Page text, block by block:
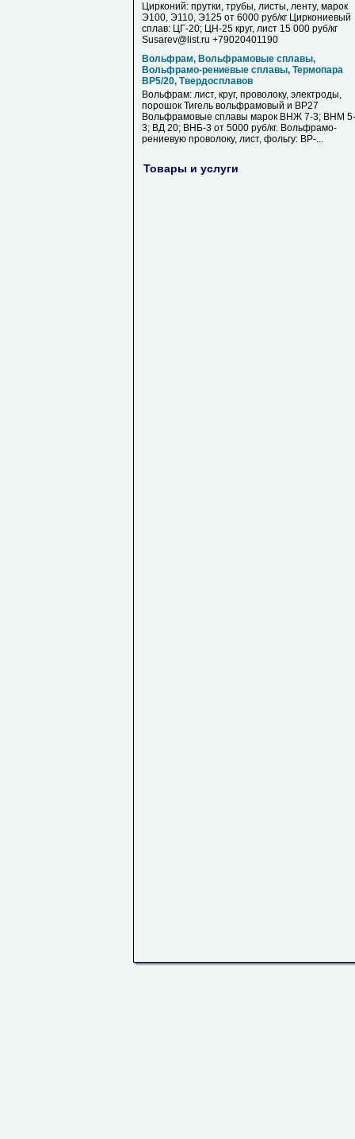
Цирконий: прутки, трубы, листы, ленту, марок
Э100, Э110, Э125 от 6000 руб/кг Циркониевый
сплав: ЦГ-20; ЦН-25 круг, лист 15 000 руб/кг
Susarev@list.ru +79020401190
Вольфрам, Вольфрамовые сплавы,
Вольфрамо-рениевые сплавы, Термопара
ВР5/20, Твердосплавов
Вольфрам: лист, круг, проволоку, электроды,
порошок Тигель вольфрамовый и ВР27
Вольфрамовые сплавы марок ВНЖ 7-3; ВНМ 5-
3; ВД 20; ВНБ-3 от 5000 руб/кг. Вольфрамо-
рениевую проволоку, лист, фольгу: ВР-...
Товары и услуги